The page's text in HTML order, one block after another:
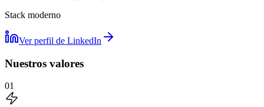
Stack moderno
Ver perfil de LinkedIn
Nuestros valores
01